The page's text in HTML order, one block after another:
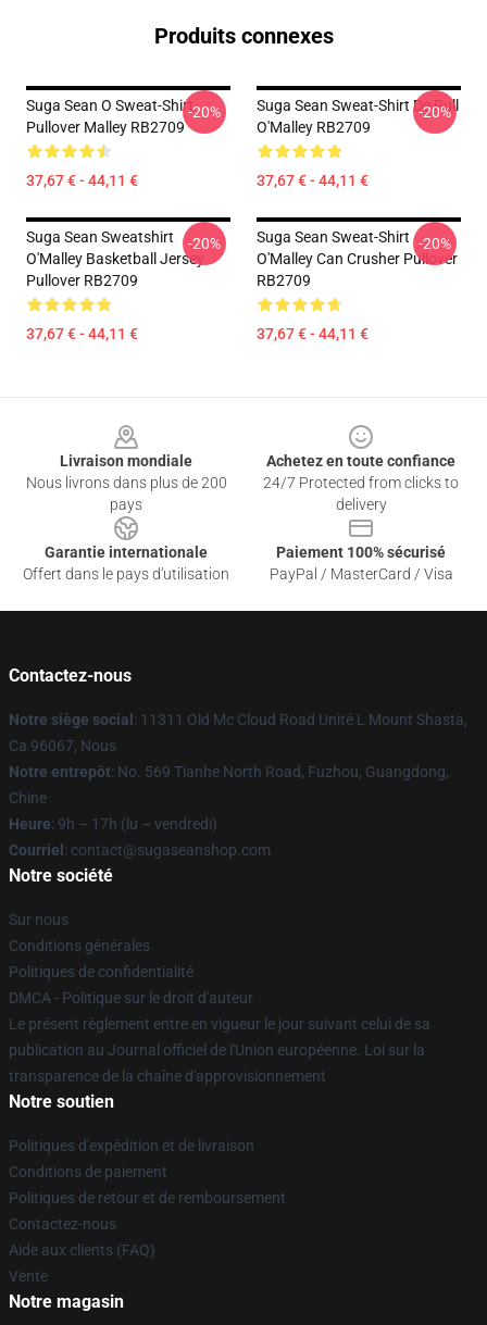
Produits connexes
Suga Sean O Sweat-Shirt
Pullover Malley RB2709
37,67 € - 44,11 €
-20%
Suga Sean Sweat-Shirt De Pull
O'Malley RB2709
37,67 € - 44,11 €
-20%
Suga Sean Sweatshirt
O'Malley Basketball Jersey
Pullover RB2709
37,67 € - 44,11 €
-20%
Suga Sean Sweat-Shirt
O'Malley Can Crusher Pullover
RB2709
37,67 € - 44,11 €
-20%
Livraison mondiale
Nous livrons dans plus de 200
pays
Achetez en toute confiance
24/7 Protected from clicks to
delivery
Garantie internationale
Offert dans le pays d'utilisation
Paiement 100% sécurisé
PayPal / MasterCard / Visa
Contactez-nous
Notre siège social : 11311 Old Mc Cloud Road Unité L Mount Shasta,
Ca 96067, Nous
Notre entrepôt: No. 569 Tianhe North Road, Fuzhou, Guangdong,
Chine
Heure: 9h – 17h (lu – vendredi)
Courriel : contact@sugaseanshop.com
Notre société
Sur nous
Conditions générales
Politiques de confidentialité
DMCA - Politique sur le droit d'auteur
Le présent règlement entre en vigueur le jour suivant celui de sa
publication au Journal officiel de l'Union européenne. Loi sur la
transparence de la chaîne d'approvisionnement
Notre soutien
Politiques d'expédition et de livraison
Conditions de paiement
Politiques de retour et de remboursement
Contactez-nous
Aide aux clients (FAQ)
Vente
Notre magasin